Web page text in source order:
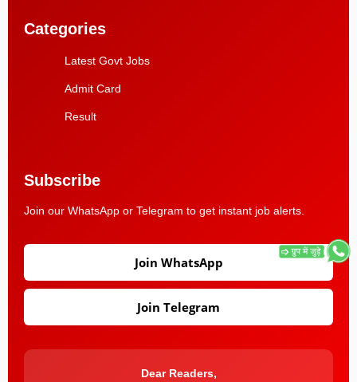
Categories
Latest Govt Jobs
Admit Card
Result
Subscribe
Join our WhatsApp or Telegram to get instant job alerts.
Join WhatsApp
Join Telegram
Dear Readers,